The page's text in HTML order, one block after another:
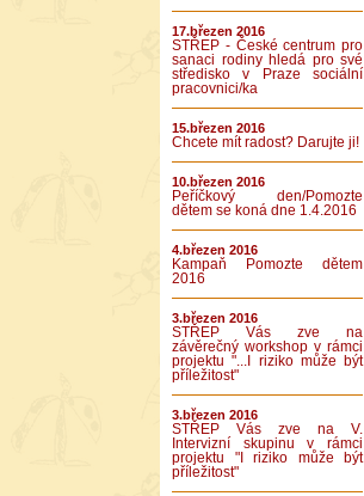
17.březen 2016
STŘEP - České centrum pro
sanaci rodiny hledá pro své
středisko v Praze sociální
pracovnici/ka
15.březen 2016
Chcete mít radost? Darujte ji!
10.březen 2016
Peříčkový den/Pomozte
dětem se koná dne 1.4.2016
4.březen 2016
Kampaň Pomozte dětem
2016
3.březen 2016
STŘEP Vás zve na
závěrečný workshop v rámci
projektu "...I riziko může být
příležitost"
3.březen 2016
STŘEP Vás zve na V.
Intervizní skupinu v rámci
projektu "I riziko může být
příležitost"